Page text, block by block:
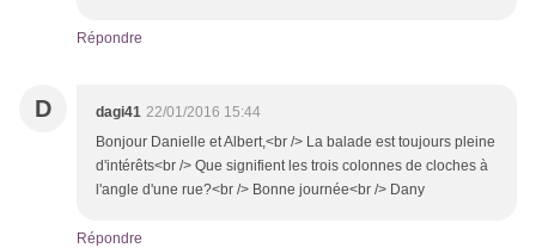
Répondre
D dagi41 22/01/2016 15:44
Bonjour Danielle et Albert,<br /> La balade est toujours pleine
d'intérêts<br /> Que signifient les trois colonnes de cloches à
l'angle d'une rue?<br /> Bonne journée<br /> Dany
Répondre